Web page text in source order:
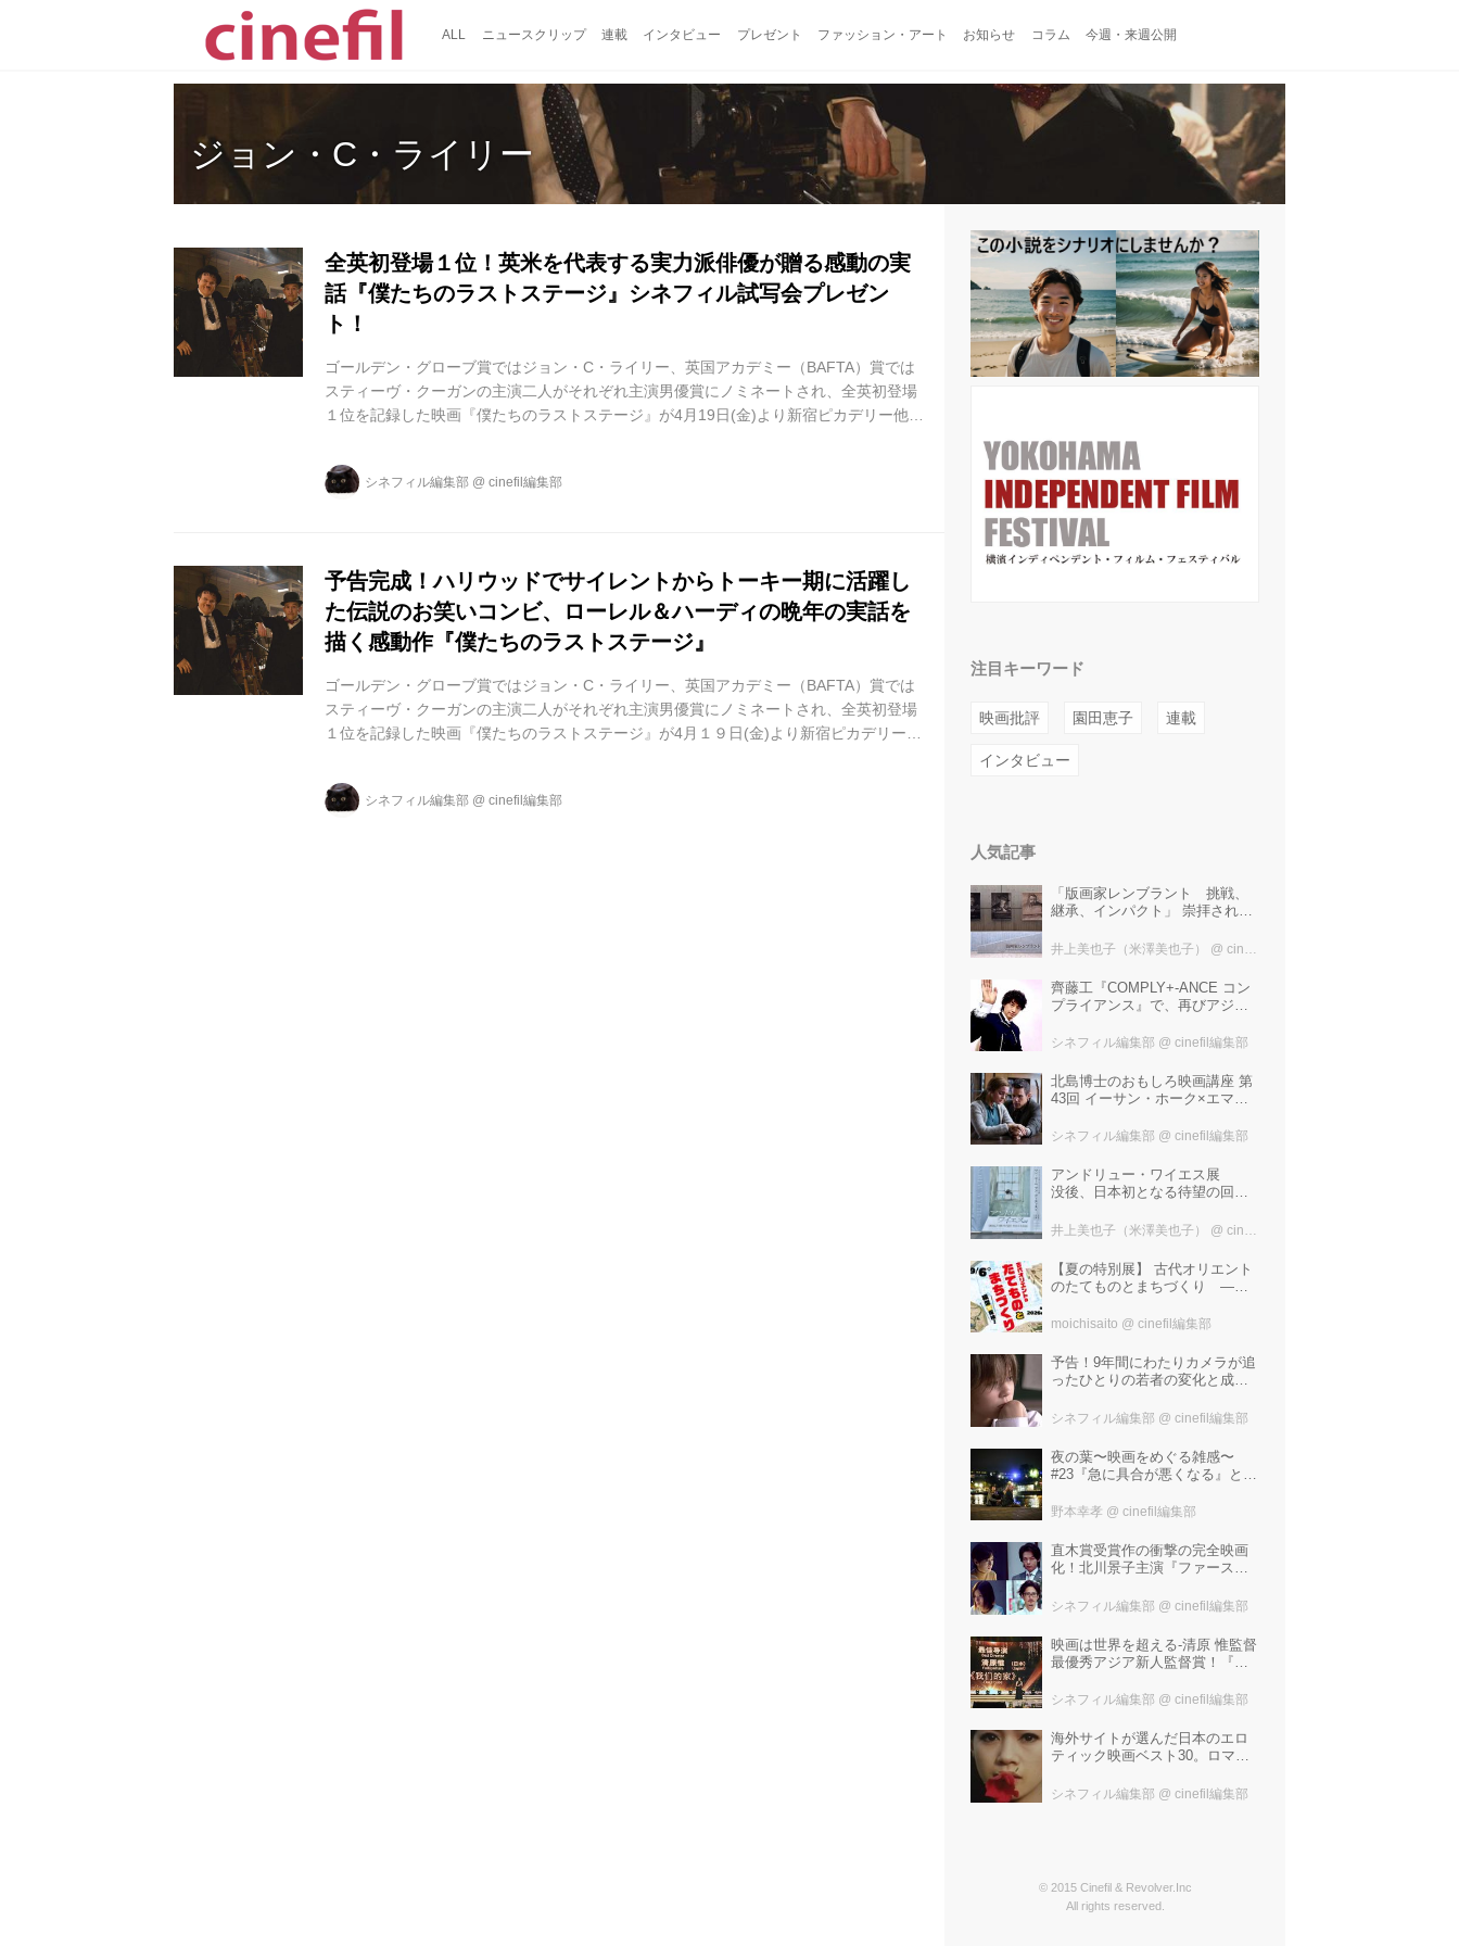
ALL ニュースクリップ 連載 インタビュー プレゼント ファッション・アート お知らせ コラム 今週・来週公開
ジョン・C・ライリー
全英初登場１位！英米を代表する実力派俳優が贈る感動の実
話『僕たちのラストステージ』シネフィル試写会プレゼン
ト！
ゴールデン・グローブ賞ではジョン・C・ライリー、英国アカデミー（BAFTA）賞では
スティーヴ・クーガンの主演二人がそれぞれ主演男優賞にノミネートされ、全英初登場
１位を記録した映画『僕たちのラストステージ』が4月19日(金)より新宿ピカデリー他全
ル＆ハーディ」の晩年の実話を描いた感動作 『僕たちのラストステージ』 第76回ゴール
デン・グローブ賞 主演男優賞（コメディ／ミュージカル部門）ノミネート（ジョン・
シネフィル編集部 @ cinefil編集部
予告完成！ハリウッドでサイレントからトーキー期に活躍し
た伝説のお笑いコンビ、ローレル＆ハーディの晩年の実話を
描く感動作『僕たちのラストステージ』
ゴールデン・グローブ賞ではジョン・C・ライリー、英国アカデミー（BAFTA）賞では
スティーヴ・クーガンの主演二人がそれぞれ主演男優賞にノミネートされ、全英初登場
１位を記録した映画『僕たちのラストステージ』が4月１９日(金)より新宿ピカデリー他
アルが完成いたしました！ 本作は、ハリウッドでサイレントからトーキー期に活躍した
伝説のお笑いコンビ、ローレル＆ハーディ(極楽コンビ)の晩年の実話を描いた感動作。
シネフィル編集部 @ cinefil編集部
注目キーワード
映画批評 園田恵子 連載
インタビュー
人気記事
「版画家レンブラント 挑戦、
継承、インパクト」 崇拝され、
た版画技法！ 国立西洋美術館に
井上美也子（米澤美也子） @ cinefil編集部
齊藤工『COMPLY+-ANCE コン
プライアンス』で、再びアジア
際映画祭"インターナショナル・
シネフィル編集部 @ cinefil編集部
北島博士のおもしろ映画講座 第
43回 イーサン・ホーク×エマ・
仕掛ける、実話に基づく衝撃の
ン』！
シネフィル編集部 @ cinefil編集部
アンドリュー・ワイエス展
没後、日本初となる待望の回顧
は？ 独自の精神世界を描く 豊
23日まで開催！
井上美也子（米澤美也子） @ cinefil編集部
【夏の特別展】 古代オリエント
のたてものとまちづくり —模
moichisaito @ cinefil編集部
予告！9年間にわたりカメラが追
ったひとりの若者の変化と成長
戻るとき 空と木の実の9年間』
シネフィル編集部 @ cinefil編集部
夜の葉〜映画をめぐる雑感〜
#23『急に具合が悪くなる』と宮
が悪くなる』
野本幸孝 @ cinefil編集部
直木賞受賞作の衝撃の完全映画
化！北川景子主演『ファースト
化学反応」と絶賛した追加キャ
塚洋介！
シネフィル編集部 @ cinefil編集部
映画は世界を超える-清原 惟監督
最優秀アジア新人監督賞！『わ
中国最大の映画祭「上海国際映
シネフィル編集部 @ cinefil編集部
海外サイトが選んだ日本のエロ
ティック映画ベスト30。ロマン
ントから選ばれた、大島渚、塚
シネフィル編集部 @ cinefil編集部
© 2015 Cinefil & Revolver.Inc
All rights reserved.